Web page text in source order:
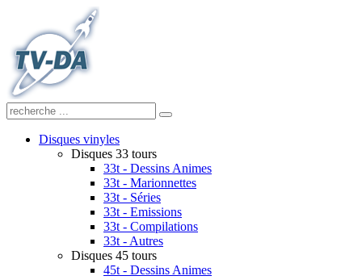
Disques vinyles
Disques 33 tours
33t - Dessins Animes
33t - Marionnettes
33t - Séries
33t - Emissions
33t - Compilations
33t - Autres
Disques 45 tours
45t - Dessins Animes